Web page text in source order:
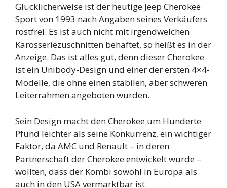
Glücklicherweise ist der heutige Jeep Cherokee
Sport von 1993 nach Angaben seines Verkäufers
rostfrei. Es ist auch nicht mit irgendwelchen
Karosseriezuschnitten behaftet, so heißt es in der
Anzeige. Das ist alles gut, denn dieser Cherokee
ist ein Unibody-Design und einer der ersten 4×4-
Modelle, die ohne einen stabilen, aber schweren
Leiterrahmen angeboten wurden.
Sein Design macht den Cherokee um Hunderte
Pfund leichter als seine Konkurrenz, ein wichtiger
Faktor, da AMC und Renault – in deren
Partnerschaft der Cherokee entwickelt wurde –
wollten, dass der Kombi sowohl in Europa als
auch in den USA vermarktbar ist